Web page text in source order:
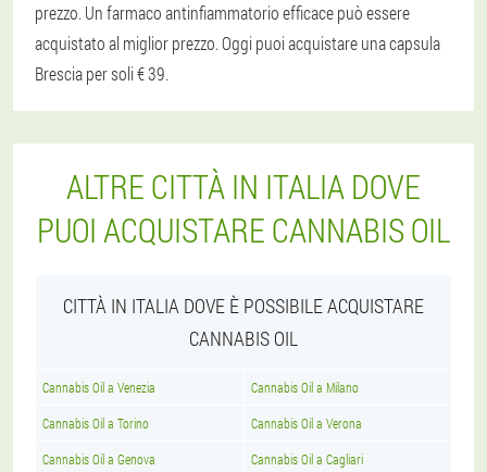
prezzo. Un farmaco antinfiammatorio efficace può essere
acquistato al miglior prezzo. Oggi puoi acquistare una capsula
Brescia per soli € 39.
ALTRE CITTÀ IN ITALIA DOVE
PUOI ACQUISTARE CANNABIS OIL
CITTÀ IN ITALIA DOVE È POSSIBILE ACQUISTARE
CANNABIS OIL
Cannabis Oil a Venezia Cannabis Oil a Milano
Cannabis Oil a Torino Cannabis Oil a Verona
Cannabis Oil a Genova Cannabis Oil a Cagliari